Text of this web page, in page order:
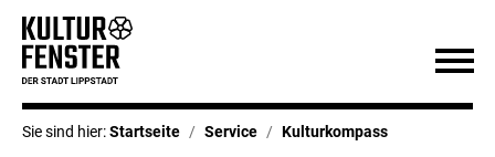
Sie sind hier:Startseite Service Kulturkompass